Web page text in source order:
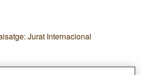
Jurat Internacional